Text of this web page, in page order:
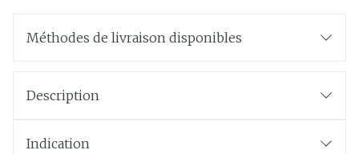
Méthodes de livraison disponibles
Description
Indication